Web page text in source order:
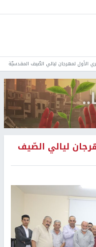
الأول لمهرجان ليالي الصّيف المقدسيّة
ليالي الصّيف